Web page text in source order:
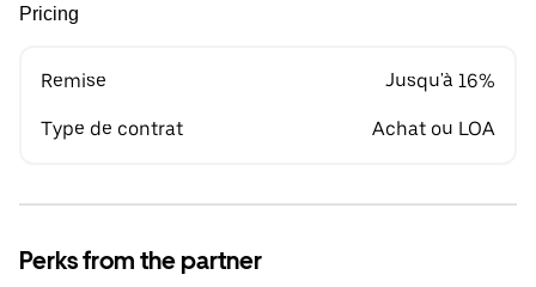
Pricing
Remise Jusqu'à 16%
Type de contrat Achat ou LOA
Perks from the partner